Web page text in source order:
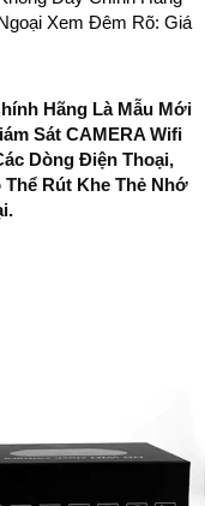
Xem Đêm Rõ: Giá
Hãng Là Mẫu Mới
Sát CAMERA Wifi
Dòng Điện Thoại,
Rút Khe Thẻ Nhớ